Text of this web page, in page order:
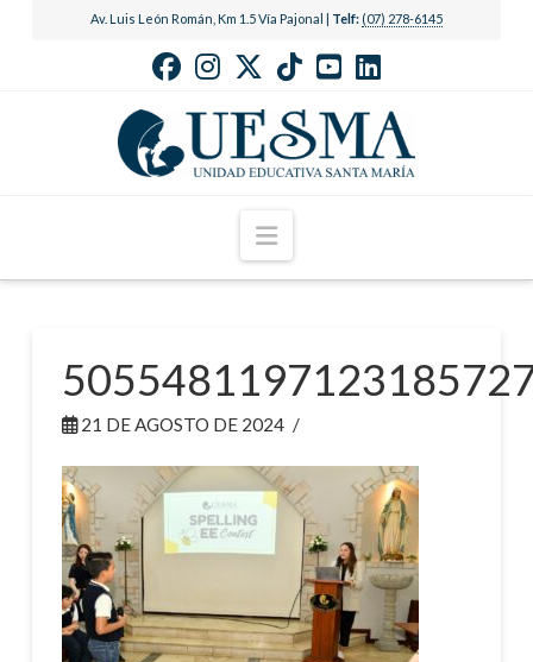
Av. Luis León Román, Km 1.5 Vía Pajonal | Telf: (07) 278-6145
Navigation
21 DE AGOSTO DE 2024